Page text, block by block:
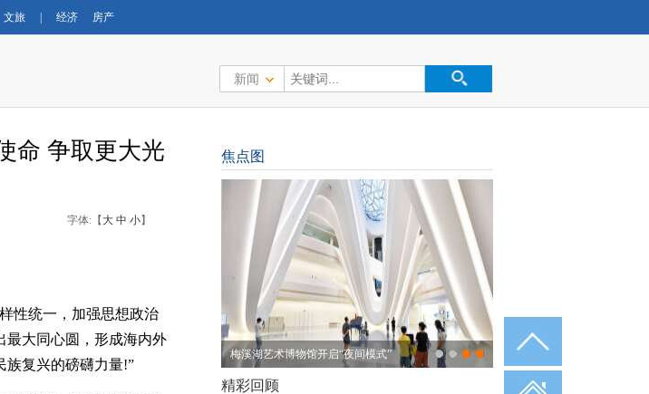
文旅 经济 房产
新闻
命 争取更大光
字体:【 大 中 小】
性统一，加强思想政治
最大同心圆，形成海内外
族复兴的磅礴力量!”
焦点图
梅溪湖艺术博物馆开启“夜间模式”
精彩回顾